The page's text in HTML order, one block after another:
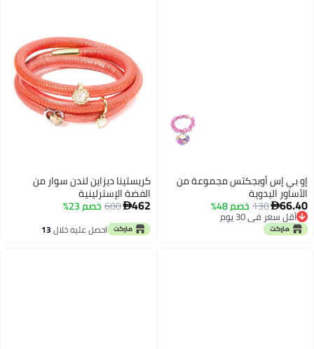
إو بي إس أوبجكتس مجموعة من
الأساور اليدوية
66.40
130 خصم 48%
أقل سعر في 30 يوم
أقل سعر في 30 يوم
كريستينا ديزاين لندن سوار من
الفضة الإسترلينية
462
600 خصم 23%
احصل عليه خلال13
اغسطس